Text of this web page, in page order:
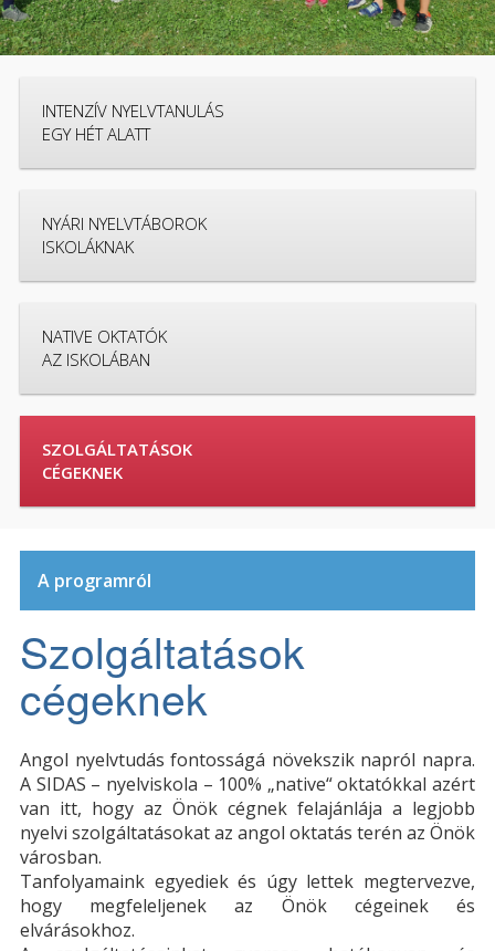
INTENZÍV NYELVTANULÁS
EGY HÉT ALATT
NYÁRI NYELVTÁBOROK
ISKOLÁKNAK
NATIVE OKTATÓK
AZ ISKOLÁBAN
SZOLGÁLTATÁSOK
CÉGEKNEK
A programról
Szolgáltatások
cégeknek
Angol nyelvtudás fontosságá növekszik napról napra.
A SIDAS – nyelviskola – 100% „native“ oktatókkal azért
van itt, hogy az Önök cégnek felajánlája a legjobb
nyelvi szolgáltatásokat az angol oktatás terén az Önök
városban.
Tanfolyamaink egyediek és úgy lettek megtervezve,
hogy megfeleljenek az Önök cégeinek és
elvárásokhoz.